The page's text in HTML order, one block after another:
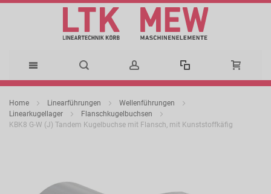
zum
Home Linearführungen
Wellenführungen
Linearkugellager
Flanschkugelbuchsen
KBK8 G-W (J) Tandem Kugelbuchse mit Flansch, mit Kunststoffkäfig
Bildergalerie